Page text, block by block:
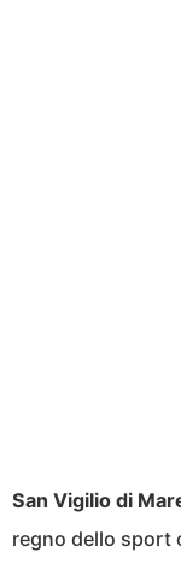
San Vigilio di
regno dello sport